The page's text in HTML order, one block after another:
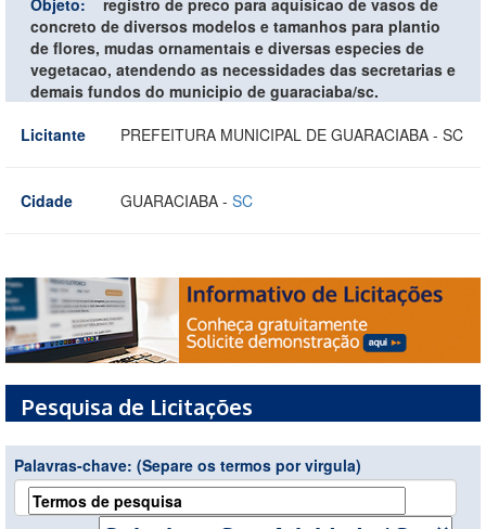
concreto de diversos modelos e tamanhos para plantio
de flores, mudas ornamentais e diversas especies de
vegetacao, atendendo as necessidades das secretarias e
demais fundos do municipio de guaraciaba/sc.
Licitante
PREFEITURA MUNICIPAL DE GUARACIABA - SC
Cidade GUARACIABA - SC
Pesquisa de Licitações
Palavras-chave: (Separe os termos por virgula)